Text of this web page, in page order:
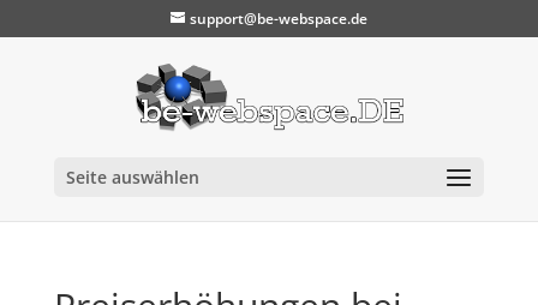
support@be-webspace.de
Seite auswählen